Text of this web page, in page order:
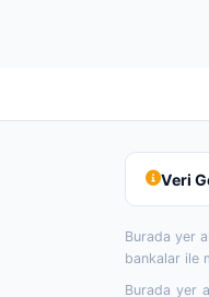
Veri
Burada yer
bankalar ile
Burada yer